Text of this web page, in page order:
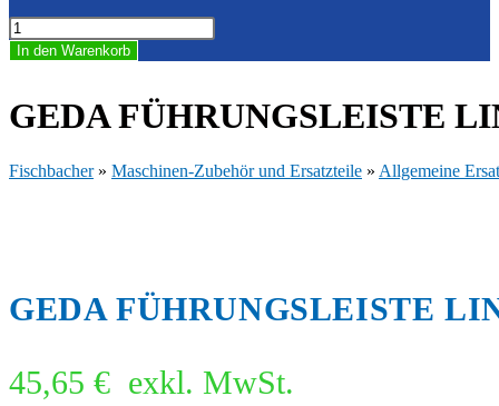
GEDA
FÜHRUNGSLEISTE
LINKS
-
GED
Menge
In den Warenkorb
GEDA FÜHRUNGSLEISTE
Fischbacher» Maschinen-Zubehör und Ersatzteile » Allgemeine
GEDA FÜHRUNGSLEISTE
45,65 € exkl. MwSt.